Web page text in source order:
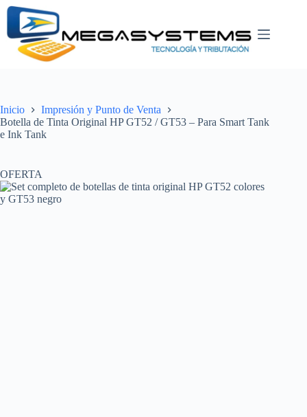
Saltar
contenido
Inicio
Impresión y Punto de Venta
Botella de Tinta Original HP GT52 / GT53 – Para Smart Tank
e Ink Tank
OFERTA